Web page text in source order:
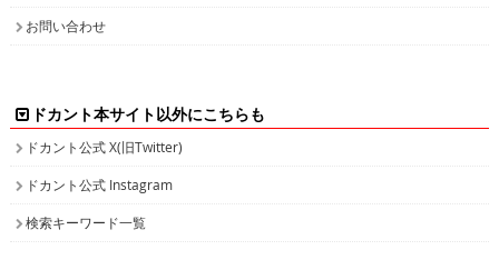
お問い合わせ
ドカント本サイト以外にこちらも
ドカント公式 X(旧Twitter)
ドカント公式 Instagram
検索キーワード一覧